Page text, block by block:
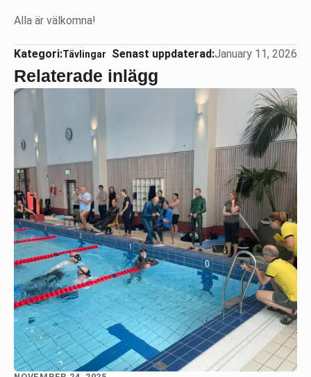
Alla är välkomna!
Kategori:Tävlingar Senast uppdaterad:January 11, 2026
Relaterade inlägg